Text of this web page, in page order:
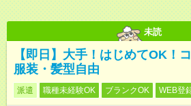
未読
【即日】大手！はじめてOK！
服装・髪型自由
派遣 職種未経験OK ブランクOK WEB登